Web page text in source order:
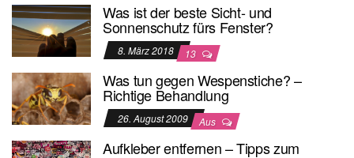
Was ist der beste Sicht- und
Sonnenschutz fürs Fenster?
8. März 2018 13
Was tun gegen Wespenstiche? –
Richtige Behandlung
26. August 2009 Aus
Aufkleber entfernen – Tipps zum